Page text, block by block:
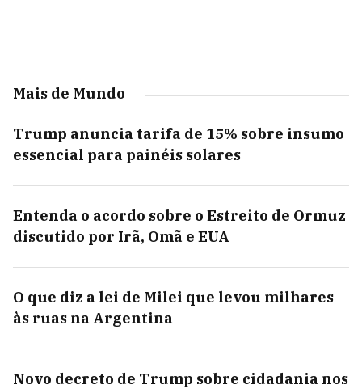
Mais de Mundo
Trump anuncia tarifa de 15% sobre insumo
essencial para painéis solares
Entenda o acordo sobre o Estreito de Ormuz
discutido por Irã, Omã e EUA
O que diz a lei de Milei que levou milhares
às ruas na Argentina
Novo decreto de Trump sobre cidadania nos